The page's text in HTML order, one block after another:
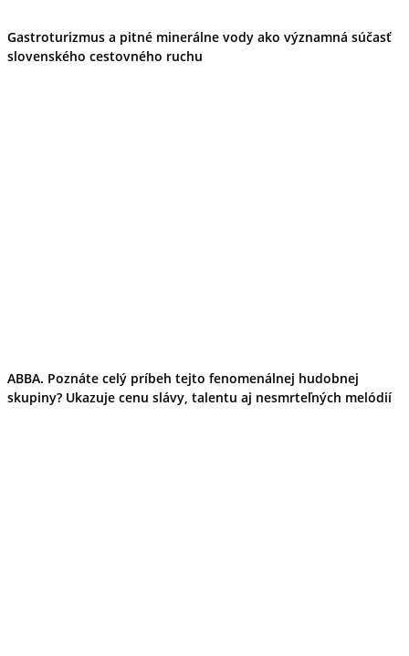
Gastroturizmus a pitné minerálne vody ako významná súčasť
slovenského cestovného ruchu
ABBA. Poznáte celý príbeh tejto fenomenálnej hudobnej
skupiny? Ukazuje cenu slávy, talentu aj nesmrteľných melódií